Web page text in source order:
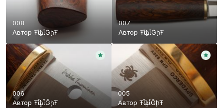
008
Автор ŦᾡἷḶἷḠḩŦ
007
Автор ŦᾡἷḶἷḠḩŦ
006
Автор ŦᾡἷḶἷḠḩŦ
005
Автор ŦᾡἷḶἷḠḩŦ